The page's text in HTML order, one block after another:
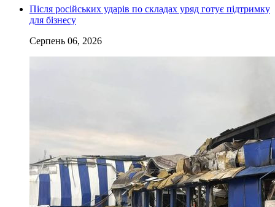
Після російських ударів по складах уряд готує підтримку
для бізнесу
Серпень 06, 2026